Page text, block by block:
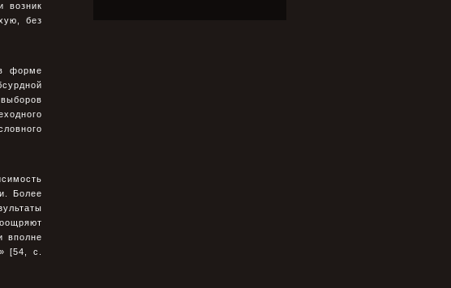
возник
без
форме
Более
вполне
[54, с.